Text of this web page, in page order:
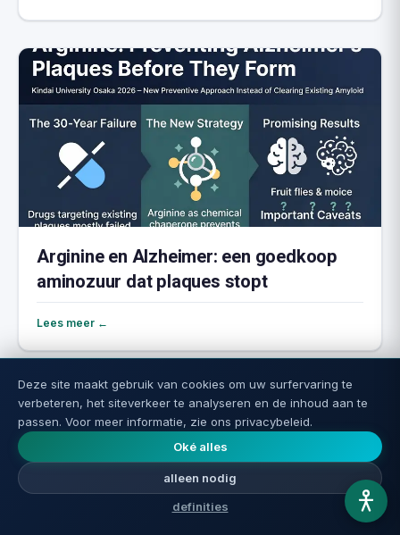
Arginine en Alzheimer: een goedkoop
aminozuur dat plaques stopt
Lees meer ←
🔥 Meest gelezen deze week
Deze site maakt gebruik van cookies om uw surfervaring te
verbeteren, het siteverkeer te analyseren en de inhoud aan te
passen. Voor meer informatie, zie ons privacybeleid.
Oké alles
alleen nodig
definities